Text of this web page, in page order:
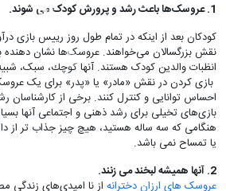
1. عروسک‌ها باعث رشد و پرورش کودک می شوند.
کودکان بعد از اینکه در تمام طول روز رییس بازی
نقش بزرگسالان می‌خواهند. عروسک‌ها نشان دهنده
انظبات والدین کودک هستند. آنها كوچك، سبک، شبیه
بازی کردن در نقش «مادر» یا «پدر» برای یک
احساس توانایی و کنترل کنند. برخی از
بازی‌های تخیلی برای رشد ذهنی و اجتماعی آنها
هنگامی که سه ساله هستید، هیچ چیز جذاب تر از
یا تمساح نمی باشد.
2. آنها همیشه لبخند می زنند.
عروسک های ارزان دخترانه از نا امیدی‌های